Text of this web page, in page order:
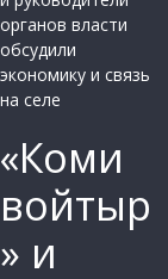
«Коми
войтыр
» и